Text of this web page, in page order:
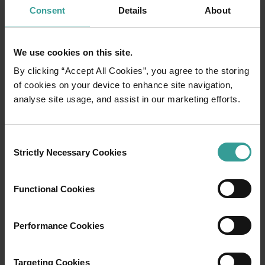
Consent Details About
We use cookies on this site.
By clicking “Accept All Cookies”, you agree to the storing
of cookies on your device to enhance site navigation,
analyse site usage, and assist in our marketing efforts.
Selection
Strictly Necessary Cookies
Functional Cookies
Performance Cookies
Targeting Cookies
Plongée sous-marine, ou avec masque et tuba
<p>Plongez dans une rencontre étonnante avec la créature
Exmouth
<p>Regorgeant d'expériences propices à l'aventure, la ville
Les raies manta